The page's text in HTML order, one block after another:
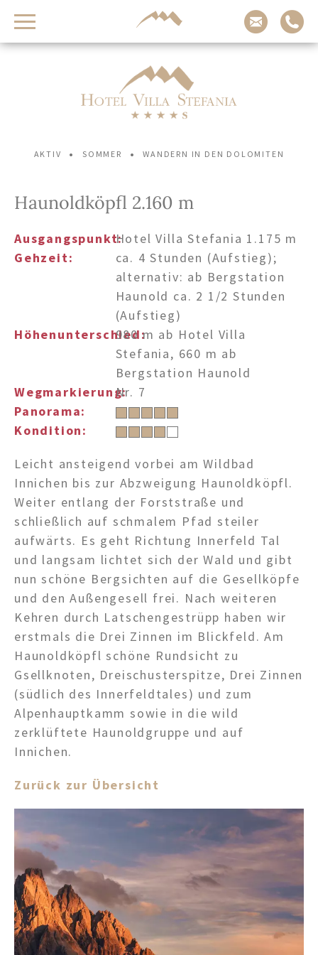
Ihr Aufenthalt im
Hotel Villa Stefania
JETZT ANFRAGEN
VERFÜGBARKEIT PRÜFEN
Tel.+39 0474 91 35 88
info@villastefania.com
An der Botenbrücke 1 .
Südtirol . Dolomiten
AKTIV • SOMMER • WANDERN IN DEN DOLOMITEN
Haunoldköpfl 2.160 m
Ausgangspunkt:Hotel Villa Stefania 1.175 m
Gehzeit:
ca. 4 Stunden (Aufstieg);
alternativ: ab Bergstation
Haunold ca. 2 1/2 Stunden
(Aufstieg)
Höhenunterschied:980 m ab Hotel Villa
Stefania, 660 m ab
Bergstation Haunold
Wegmarkierung:Nr. 7
Panorama:
Kondition:
Leicht ansteigend vorbei am Wildbad
Innichen bis zur Abzweigung Haunoldköpfl.
Weiter entlang der Forststraße und
schließlich auf schmalem Pfad steiler
aufwärts. Es geht Richtung Innerfeld Tal
und langsam lichtet sich der Wald und gibt
nun schöne Bergsichten auf die Gesellköpfe
und den Außengesell frei. Nach weiteren
Kehren durch Latschengestrüpp haben wir
erstmals die Drei Zinnen im Blickfeld. Am
Haunoldköpfl schöne Rundsicht zu
Gsellknoten, Dreischusterspitze, Drei Zinnen
(südlich des Innerfeldtales) und zum
Alpenhauptkamm sowie in die wild
zerklüftete Haunoldgruppe und auf
Innichen.
Zurück zur Übersicht